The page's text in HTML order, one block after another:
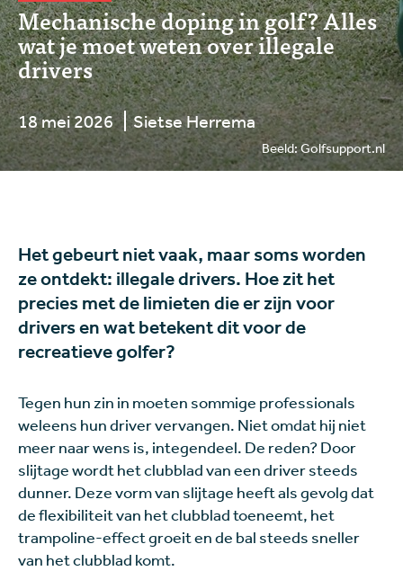
Mechanische doping in golf? Alles
wat je moet weten over illegale
drivers
18 mei 2026 Sietse Herrema
Beeld: Golfsupport.nl
Het gebeurt niet vaak, maar soms worden
ze ontdekt: illegale drivers. Hoe zit het
precies met de limieten die er zijn voor
drivers en wat betekent dit voor de
recreatieve golfer?
Tegen hun zin in moeten sommige professionals
weleens hun driver vervangen. Niet omdat hij niet
meer naar wens is, integendeel. De reden? Door
slijtage wordt het clubblad van een driver steeds
dunner. Deze vorm van slijtage heeft als gevolg dat
de flexibiliteit van het clubblad toeneemt, het
trampoline-effect groeit en de bal steeds sneller
van het clubblad komt.